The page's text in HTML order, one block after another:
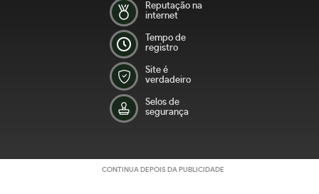
Reputação na
internet
Tempo de
registro
Site é
verdadeiro
Selos de
segurança
CONTINUA DEPOIS DA PUBLICIDADE